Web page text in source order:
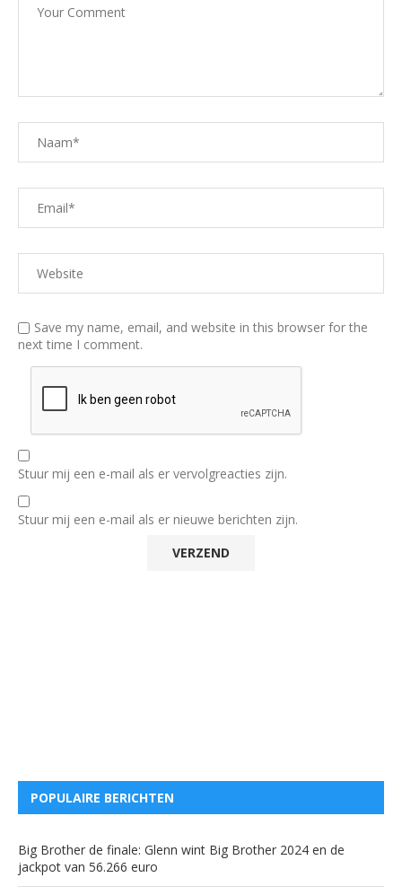
Save my name, email, and website in this browser for the
next time I comment.
Stuur mij een e-mail als er vervolgreacties zijn.
Stuur mij een e-mail als er nieuwe berichten zijn.
POPULAIRE BERICHTEN
Big Brother de finale: Glenn wint Big Brother 2024 en de
jackpot van 56.266 euro